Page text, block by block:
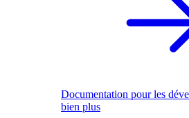
Documentation pour les
bien plus